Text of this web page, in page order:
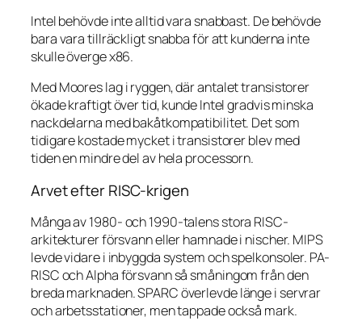
Intel behövde inte alltid vara snabbast. De behövde
bara vara tillräckligt snabba för att kunderna inte
skulle överge x86.
Med Moores lag i ryggen, där antalet transistorer
ökade kraftigt över tid, kunde Intel gradvis minska
nackdelarna med bakåtkompatibilitet. Det som
tidigare kostade mycket i transistorer blev med
tiden en mindre del av hela processorn.
Arvet efter RISC-krigen
Många av 1980- och 1990-talens stora RISC-
arkitekturer försvann eller hamnade i nischer. MIPS
levde vidare i inbyggda system och spelkonsoler. PA-
RISC och Alpha försvann så småningom från den
breda marknaden. SPARC överlevde länge i servrar
och arbetsstationer, men tappade också mark.